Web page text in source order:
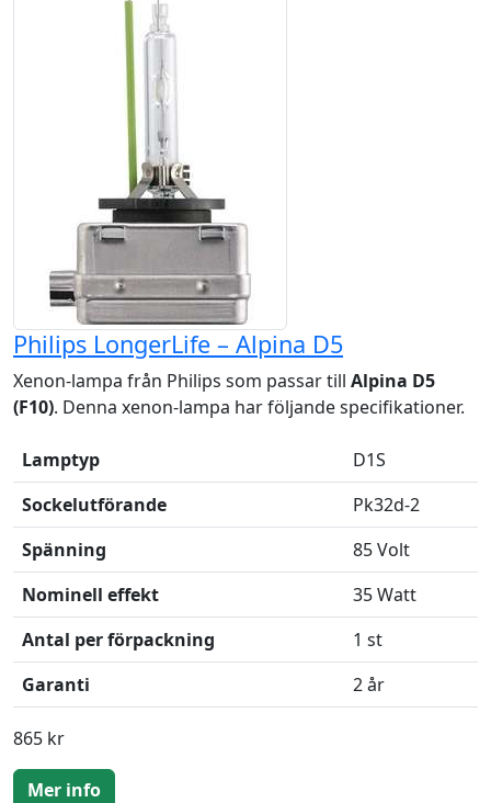
Philips LongerLife – Alpina D5
Xenon-lampa från Philips som passar till Alpina D5
(F10). Denna xenon-lampa har följande specifikationer.
Lamptyp
D1S
Sockelutförande
Pk32d-2
Spänning
85 Volt
Nominell effekt
35 Watt
Antal per förpackning
1 st
Garanti
2 år
865 kr
Mer info